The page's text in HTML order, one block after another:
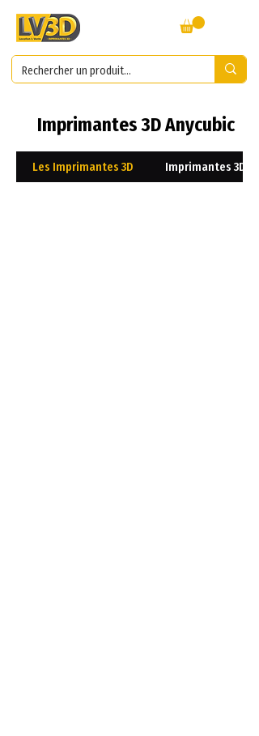
Imprimantes 3D Anycubic
Les Imprimantes 3D Imprimantes 3D